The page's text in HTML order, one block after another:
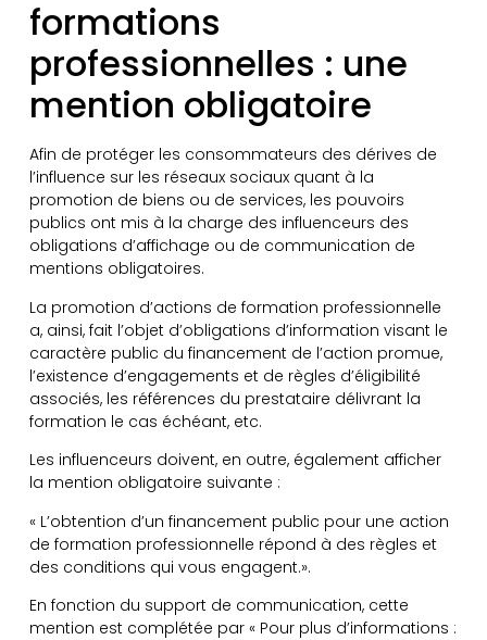
formations
professionnelles : une
mention obligatoire
Afin de protéger les consommateurs des dérives de
l’influence sur les réseaux sociaux quant à la
promotion de biens ou de services, les pouvoirs
publics ont mis à la charge des influenceurs des
obligations d’affichage ou de communication de
mentions obligatoires.
La promotion d’actions de formation professionnelle
a, ainsi, fait l’objet d’obligations d’information visant le
caractère public du financement de l’action promue,
l’existence d’engagements et de règles d’éligibilité
associés, les références du prestataire délivrant la
formation le cas échéant, etc.
Les influenceurs doivent, en outre, également afficher
la mention obligatoire suivante :
« L’obtention d’un financement public pour une action
de formation professionnelle répond à des règles et
des conditions qui vous engagent.».
En fonction du support de communication, cette
mention est complétée par « Pour plus d’informations :